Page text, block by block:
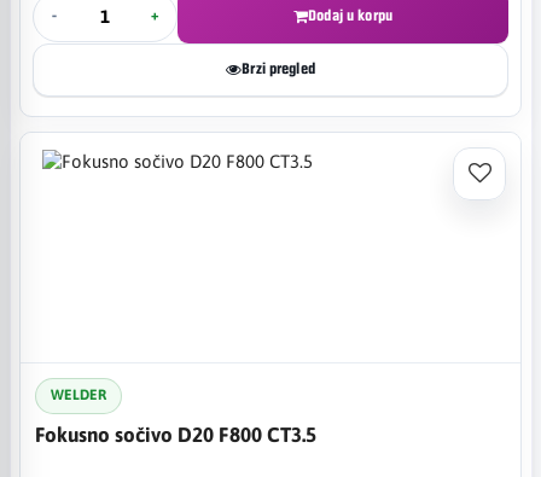
- + Dodaj u korpu
Brzi pregled
WELDER
Fokusno sočivo D20 F800 CT3.5